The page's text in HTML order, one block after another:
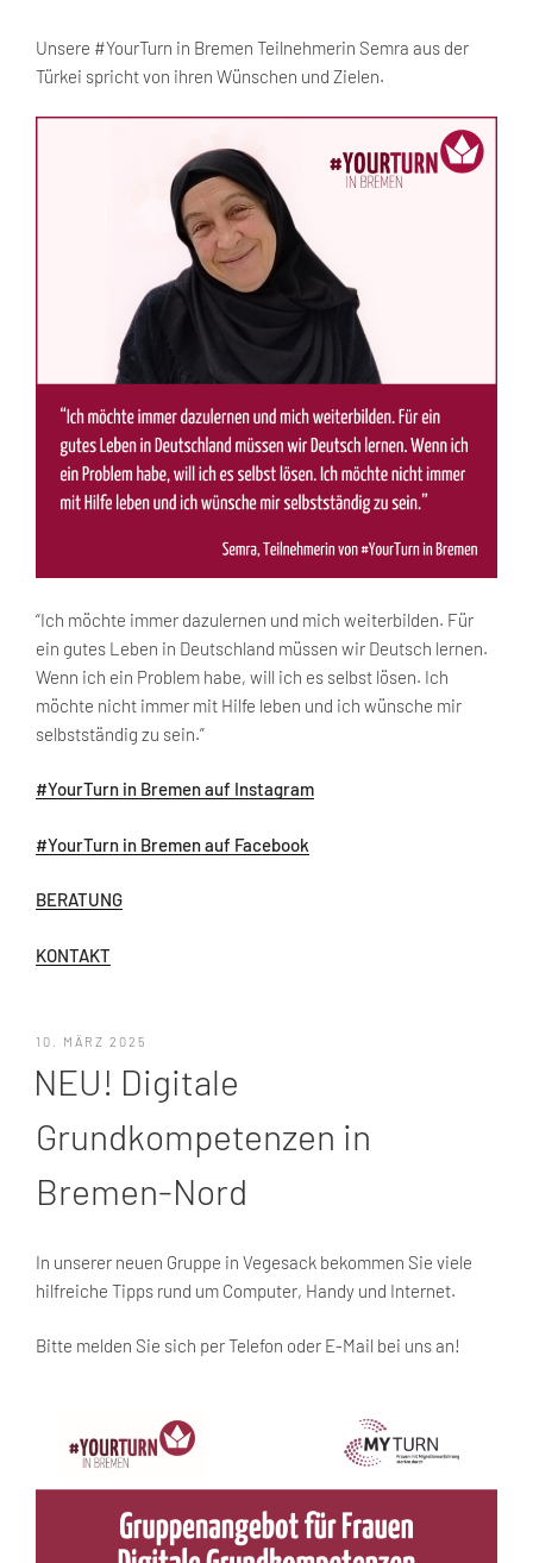
Unsere #YourTurn in Bremen Teilnehmerin Semra aus der
Türkei spricht von ihren Wünschen und Zielen.
“Ich möchte immer dazulernen und mich weiterbilden. Für
ein gutes Leben in Deutschland müssen wir Deutsch lernen.
Wenn ich ein Problem habe, will ich es selbst lösen. Ich
möchte nicht immer mit Hilfe leben und ich wünsche mir
selbstständig zu sein.”
#YourTurn in Bremen auf Instagram
#YourTurn in Bremen auf Facebook
BERATUNG
KONTAKT
VERÖFFENTLICHT
10. MÄRZ 2025
NEU! Digitale
Grundkompetenzen in
Bremen-Nord
In unserer neuen Gruppe in Vegesack bekommen Sie viele
hilfreiche Tipps rund um Computer, Handy und Internet.
Bitte melden Sie sich per Telefon oder E-Mail bei uns an!